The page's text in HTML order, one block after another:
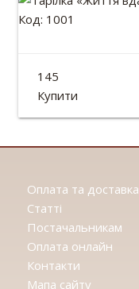
Код: 1001
Діаметр: 13см
145
Купити
Оплата та доставка
Статтi
Постачальникам
Оплата онлайн
Контакти
Мапа сайту